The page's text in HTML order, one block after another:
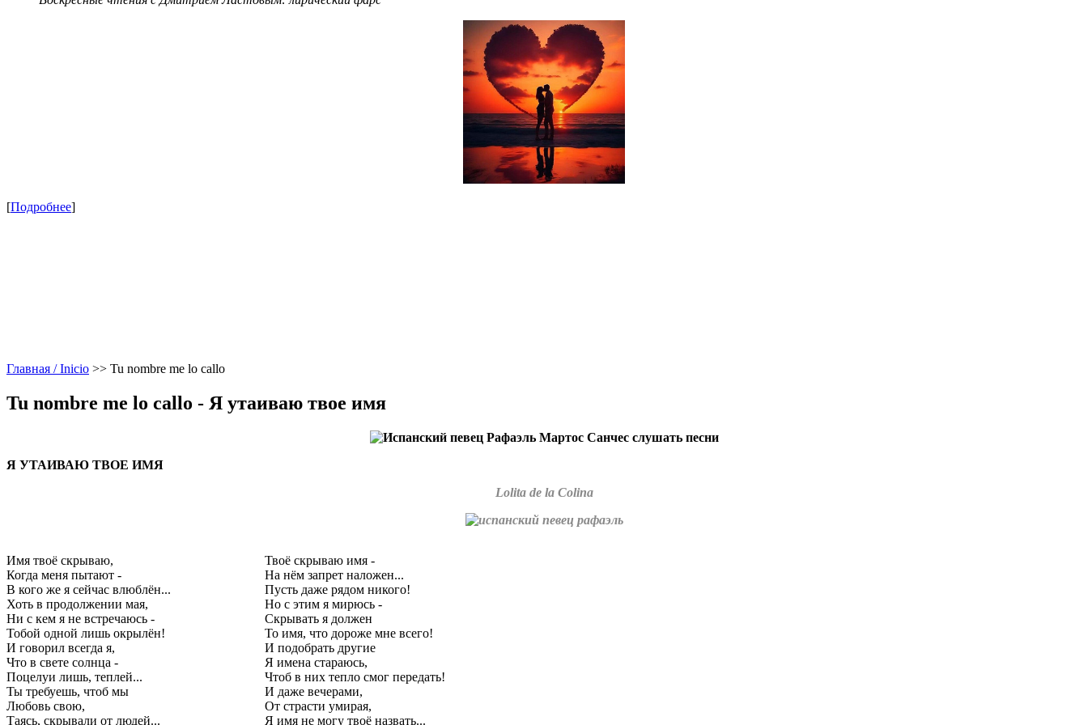
[Подробнее]
Главная / Inicio >> Tu nombre me lo callo
Tu nombre me lo callo - Я утаиваю твое имя
Я УТАИВАЮ ТВОЕ ИМЯ
Lolita de la Colina
Имя твоё скрываю,
Когда меня пытают -
В кого же я сейчас влюблён...
Хоть в продолжении мая,
Ни с кем я не встречаюсь -
Тобой одной лишь окрылён!
И говорил всегда я,
Что в свете солнца -
Поцелуи лишь, теплей...
Ты требуешь, чтоб мы
Любовь свою,
Таясь, скрывали от людей...
Твоё скрываю имя -
На нём запрет наложен...
Пусть даже рядом никого!
Но с этим я мирюсь -
Скрывать я должен
То имя, что дороже мне всего!
И подобрать другие
Я имена стараюсь,
Чтоб в них тепло смог передать!
И даже вечерами,
От страсти умирая,
Я имя не могу твоё назвать...